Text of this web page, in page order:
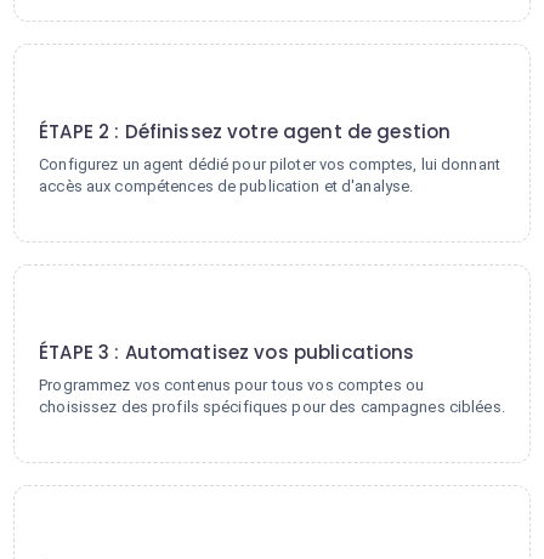
ÉTAPE 2 : Définissez votre agent de gestion
Configurez un agent dédié pour piloter vos comptes, lui donnant
accès aux compétences de publication et d'analyse.
ÉTAPE 3 : Automatisez vos publications
Programmez vos contenus pour tous vos comptes ou
choisissez des profils spécifiques pour des campagnes ciblées.